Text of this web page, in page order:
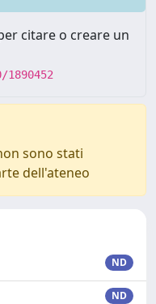
citare o creare un
sono stati
dell'ateneo
ND
ND